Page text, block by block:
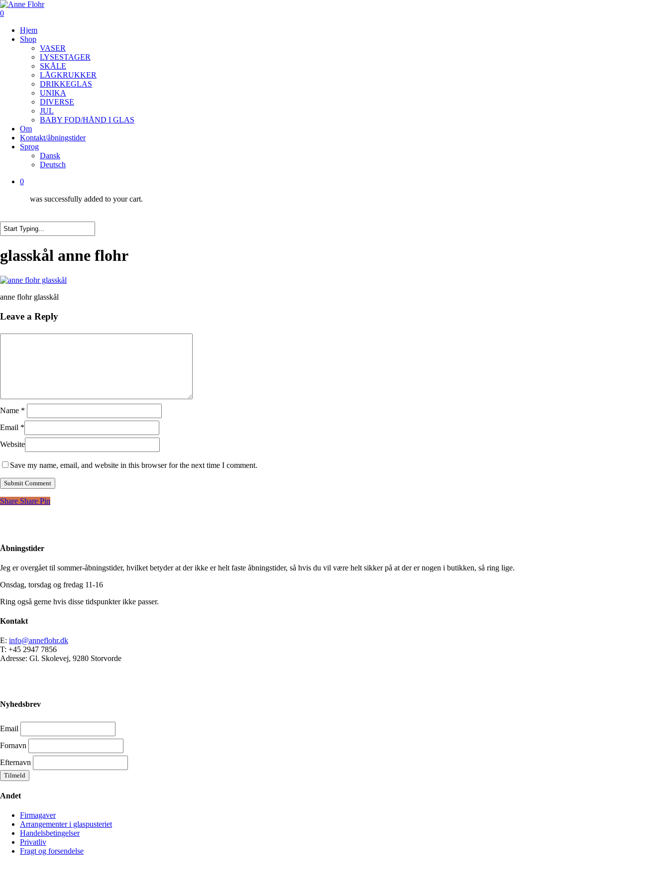
Skip
to
content
0
Hjem
Shop
VASER
LYSESTAGER
SKÅLE
LÅGKRUKKER
DRIKKEGLAS
UNIKA
DIVERSE
JUL
BABY FOD/HÅND I GLAS
Om
Kontakt/åbningstider
Sprog
Dansk
Deutsch
0
was successfully added to your cart.
Search
glasskål anne flohr
anne flohr glasskål
Leave a Reply
Name *
Email *
Website
Save my name, email, and website in this browser for the next time I comment.
Share Share Pin
Åbningstider
Jeg er overgået til sommer-åbningstider, hvilket betyder at der ikke er helt faste åbningstider, så hvis du vil være helt sikker på at der er nogen i butikken, så ring lige.
Onsdag, torsdag og fredag 11-16
Ring også gerne hvis disse tidspunkter ikke passer.
Kontakt
E: info@anneflohr.dk
T: +45 2947 7856
Adresse: Gl. Skolevej, 9280 Storvorde
Nyhedsbrev
Email
Fornavn
Efternavn
Andet
Firmagaver
Arrangementer i glaspusteriet
Handelsbetingelser
Privatliv
Fragt og forsendelse